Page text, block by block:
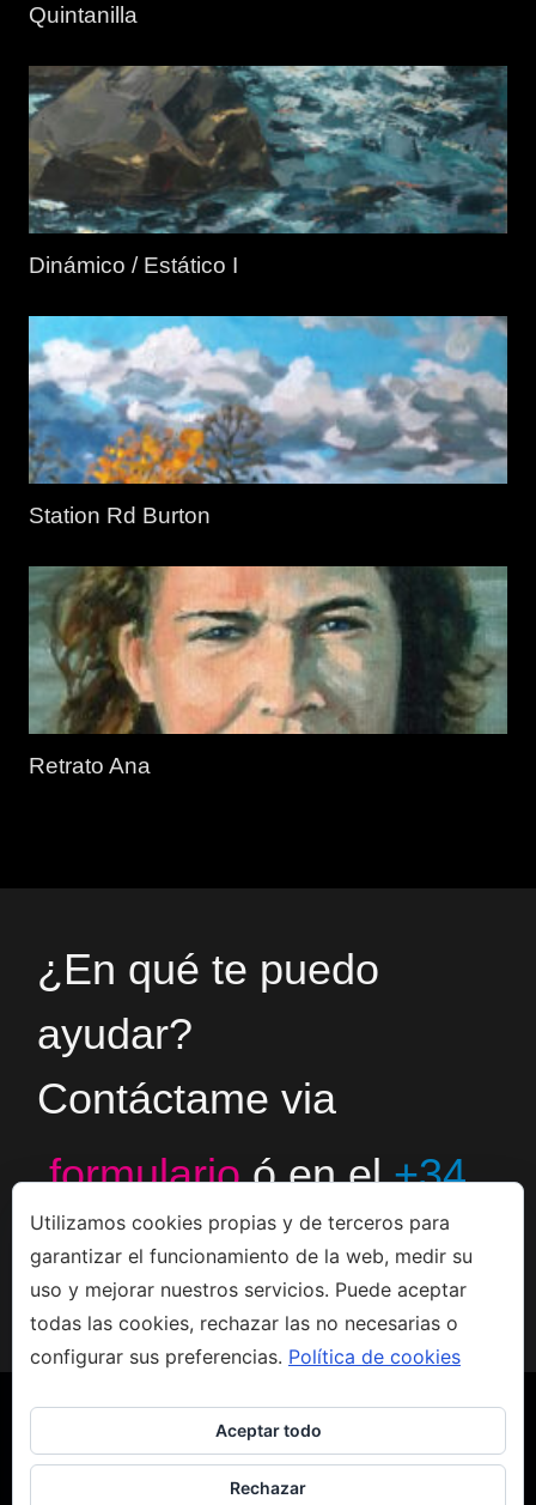
Quintanilla
Dinámico / Estático I
Station Rd Burton
Retrato Ana
¿En qué te puedo
ayudar?
Contáctame via
formularioó en el+34
666533308
Utilizamos cookies propias y de terceros para
garantizar el funcionamiento de la web, medir su
uso y mejorar nuestros servicios. Puede aceptar
todas las cookies, rechazar las no necesarias o
configurar sus preferencias. Política de cookies
Aceptar todo
Rechazar